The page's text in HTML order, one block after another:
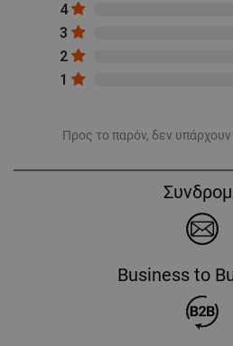
4
3
2
1
Προς το παρόν, δεν
Business to